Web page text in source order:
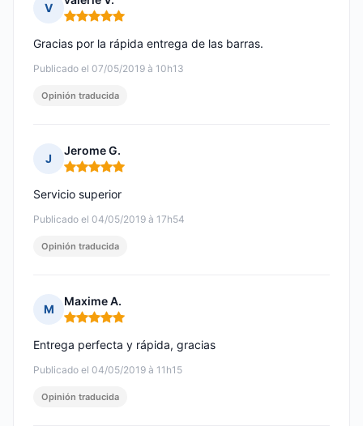
V
Nota: 5 de 5
Publicado el 07/05/2019 à 10h13
Gracias por la rápida entrega de las barras.
Opinión traducida
J
Jerome G.
Nota: 5 de 5
Publicado el 04/05/2019 à 17h54
Servicio superior
Opinión traducida
M
Maxime A.
Nota: 5 de 5
Publicado el 04/05/2019 à 11h15
Entrega perfecta y rápida, gracias
Opinión traducida